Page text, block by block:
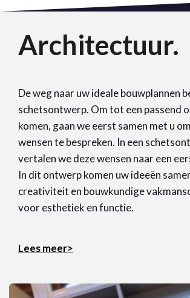
Architectuur.
De weg naar uw ideale bouwplannen
schetsontwerp. Om tot een passend
komen, gaan we eerst samen met u
wensen te bespreken. In een
vertalen we deze wensen naar een
In dit ontwerp komen uw ideeën
creativiteit en bouwkundige
voor esthetiek en functie.
Lees meer>